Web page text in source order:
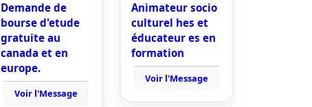
Demande de
bourse d'etude
gratuite au
canada et en
europe.
Voir l'Message
Animateur socio
culturel hes et
éducateur es en
formation
Voir l'Message